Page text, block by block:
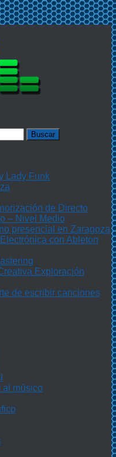
Lady Funk
de Directo
– Nivel Medio
presencial en Zaragoza
con Ableton
Exploración
de escribir canciones
al músico